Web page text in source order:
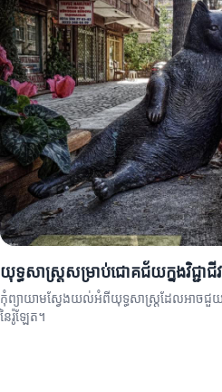
យុទ្ធសាស្ត្រសម្រាប់ជោគជ័យក្នុងវិជ្ជាជី
កុំព្យាយាមស្វែងយល់អំពីយុទ្ធសាស្ត្រដែលអាចជួយ
នៃរ៉ូឡែត។